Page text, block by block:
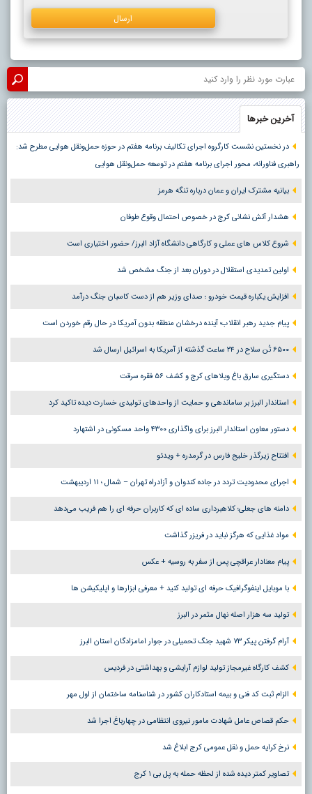
آخرین خبرها
در نخستین نشست کارگروه اجرای تکالیف برنامه هفتم در حوزه حمل‌ونقل هوایی مطرح شد:
راهبری فناورانه، محور اجرای برنامه هفتم در توسعه حمل‌ونقل هوایی
بیانیه مشترک ایران و عمان درباره تنگه هرمز
هشدار آتش نشانی کرج در خصوص احتمال وقوع طوفان
شروع کلاس های عملی و کارگاهی دانشگاه آزاد البرز/ حضور اختیاری است
اولین تمدیدی استقلال در دوران بعد از جنگ مشخص شد
افزایش یکباره قیمت خودرو ؛ صدای وزیر هم از دست کاسبان جنگ درآمد
پیام جدید رهبر انقلاب؛ آینده درخشان منطقه بدون آمریکا در حال رقم خوردن است
۶۵۰۰ تُن سلاح در ۲۴ ساعت گذشته از آمریکا به اسرائیل ارسال شد
دستگیری سارق باغ ویلاهای کرج و کشف ۵۶ فقره سرقت
استاندار البرز بر ساماندهی و حمایت از واحدهای تولیدی خسارت دیده تاکید کرد
دستور معاون استاندار البرز برای واگذاری ۴۳۰۰ واحد مسکونی در اشتهارد
افتتاح زیرگذر خلیج فارس در گرمدره + ویدئو
اجرای محدودیت تردد در جاده کندوان و آزادراه تهران – شمال ؛ ١١ اردیبهشت
دامنه های جعلی؛ کلاهبرداری ساده ای که کاربران حرفه ای را هم فریب می‌دهد
مواد غذایی که هرگز نباید در فریزر گذاشت
پیام معنادار عراقچی پس از سفر به روسیه + عکس
با موبایل اینفوگرافیک حرفه ای تولید کنید + معرفی ابزارها و اپلیکیشن ها
تولید سه هزار اصله نهال مثمر در البرز
آرام گرفتن پیکر ۷۳ شهید جنگ تحمیلی در جوار امامزادگان استان البرز
کشف کارگاه غیرمجاز تولید لوازم آرایشی و بهداشتی در فردیس
الزام ثبت کد فنی و بیمه استادکاران کشور در شناسنامه ساختمان از اول مهر
حکم قصاص عامل شهادت مامور نیروی انتظامی در چهارباغ اجرا شد
نرخ کرایه حمل و نقل عمومی کرج ابلاغ شد
تصاویر کمتر دیده شده از لحظه حمله به پل بی ۱ کرج